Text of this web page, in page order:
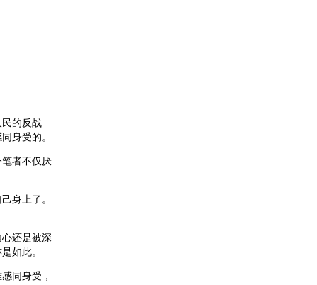
的反战
身受的。
者不仅厌
身上了。
还是被深
如此。
同身受，